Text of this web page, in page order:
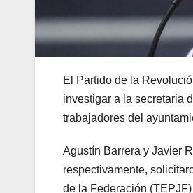
El Partido de la
investigar a la secretaria
trabajadores del
Agustín Barrera y Javier
respectivamente,
de la Federación